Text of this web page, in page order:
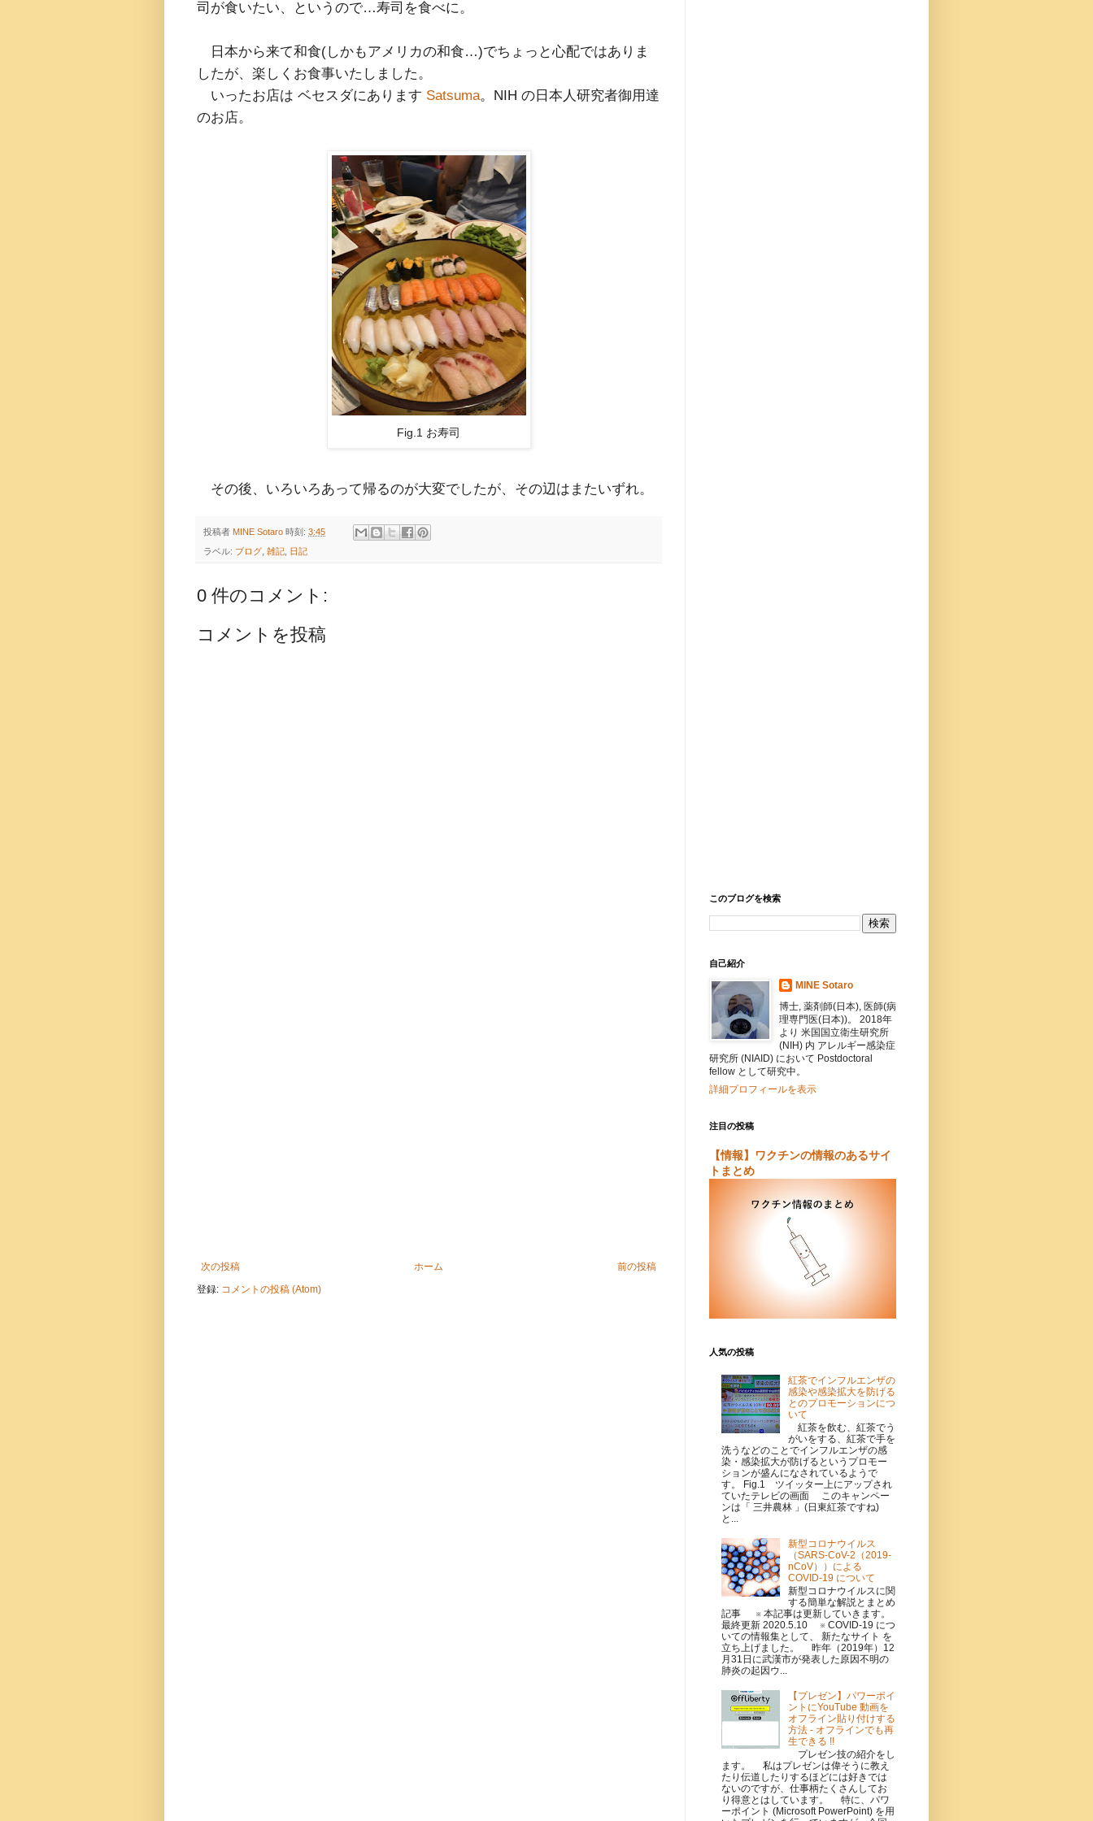
司が食いたい、というので…寿司を食べに。
日本から来て和食(しかもアメリカの和食…)でちょっと心配ではありま
したが、楽しくお食事いたしました。
いったお店は ベセスダにあります Satsuma。NIH の日本人研究者御用達
のお店。
Fig.1 お寿司
その後、いろいろあって帰るのが大変でしたが、その辺はまたいずれ。
投稿者 MINE Sotaro 時刻: 3:45
ラベル: ブログ 雑記 日記
0 件のコメント:
コメントを投稿
次の投稿 前の投稿
ホーム
登録: コメントの投稿 (Atom)
このブログを検索
自己紹介
MINE Sotaro
博士, 薬剤師(日本), 医師(病
理専門医(日本))。 2018年
より 米国国立衛生研究所
(NIH) 内 アレルギー感染症
研究所 (NIAID) において Postdoctoral
fellow として研究中。
詳細プロフィールを表示
注目の投稿
【情報】ワクチンの情報のあるサイ
トまとめ
人気の投稿
紅茶でインフルエンザの
感染や感染拡大を防げる
とのプロモーションにつ
いて
紅茶を飲む、紅茶でう
がいをする、紅茶で手を
洗うなどのことでインフルエンザの感
染・感染拡大が防げるというプロモー
ションが盛んになされているようで
す。 Fig.1 ツイッター上にアップされ
ていたテレビの画面 このキャンペー
ンは「 三井農林 」(日東紅茶ですね)
と...
新型コロナウイルス
（SARS-CoV-2（2019-
nCoV））による
COVID-19 について
新型コロナウイルスに関
する簡単な解説とまとめ
記事 ※ 本記事は更新していきます。
最終更新 2020.5.10 ※ COVID-19 につ
いての情報集として、 新たなサイト を
立ち上げました。 昨年（2019年）12
月31日に武漢市が発表した原因不明の
肺炎の起因ウ...
【プレゼン】パワーポイ
ントにYouTube 動画を
オフライン貼り付けする
方法 - オフラインでも再
生できる !!
プレゼン技の紹介をし
ます。 私はプレゼンは偉そうに教え
たり伝道したりするほどには好きでは
ないのですが、仕事柄たくさんしてお
り得意とはしています。 特に、パワ
ーポイント (Microsoft PowerPoint) を用